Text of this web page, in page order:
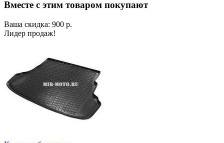
Вместе с этим товаром покупают
Ваша скидка: 900 р.
Лидер продаж!